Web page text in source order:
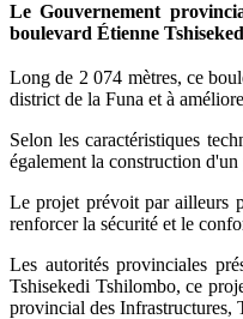
Le Gouvernement
boulevard Étienne
Long de 2 074 mètres, ce
district de la Funa et à
Selon les caractéristiques
également la construction
Le projet prévoit par ailleurs
renforcer la sécurité et le
Les autorités provinciales
Tshisekedi Tshilombo, ce
provincial des